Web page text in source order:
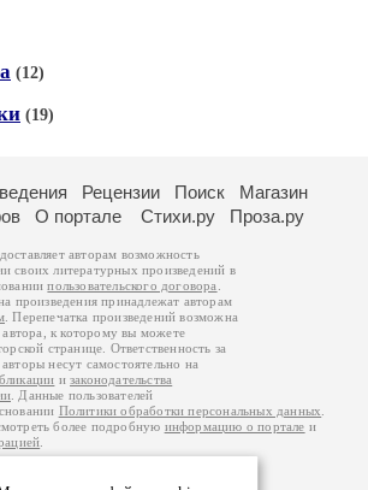
(12)
(19)
Рецензии Поиск
Магазин
О портале Стихи.ру Проза.ру
авторам возможность
своих литературных произведений в
пользовательского договора
произведения принадлежат авторам
. Перепечатка произведений возможна
автора, к которому вы можете
странице. Ответственность за
несут самостоятельно на
изаконодательства
. Данные пользователей
Политики обработки персональных данных
более подробную информацию о портале и
портала Стихи.ру – порядка 200 тысяч